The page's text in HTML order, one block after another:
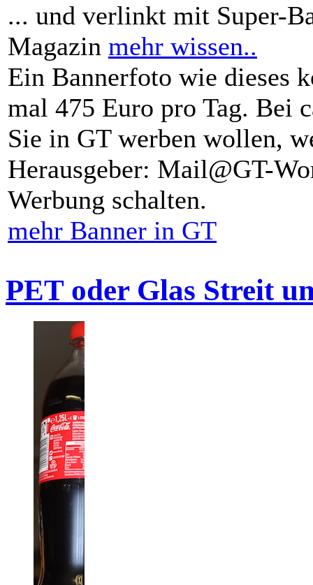
... und verlinkt mit Super-
Magazin mehr wissen..
Ein Bannerfoto wie dieses
mal 475 Euro pro Tag. Bei
Sie in GT werben wollen,
Herausgeber: Mail@GT-
Werbung schalten.
mehr Banner in GT
PET oder Glas Streit